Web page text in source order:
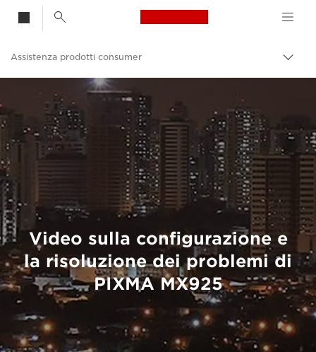
Canon Logo, back
Assistenza prodotti consumer
Video sulla configurazione e
la risoluzione dei problemi di
PIXMA MX925